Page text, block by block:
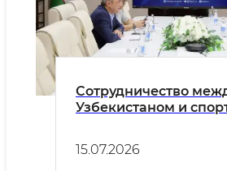
Сотрудничество
Узбекистаном и
15.07.2026